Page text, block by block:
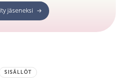
jäseneksi
SISÄLLÖT